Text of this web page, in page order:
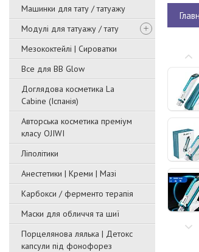
Машинки для тату / татуажу
Модулі для татуажу / тату
Мезококтейлі | Сироватки
Все для BB Glow
Доглядова косметика La
Cabine (Іспанія)
Авторська косметика преміум
класу OJIWI
Ліполітики
Анестетики | Креми | Мазі
Карбокси / ферменто терапія
Маски для обличчя та шиї
Порцелянова лялька | Детокс
капсули під фонофорез